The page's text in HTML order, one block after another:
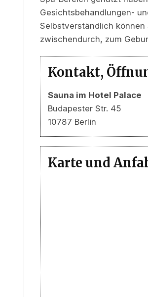
Gesichtsbehandlungen-
Selbstverständlich können
zwischendurch, zum
Kontakt,
Sauna im Hotel Palace
Budapester Str. 45
10787 Berlin
Karte und